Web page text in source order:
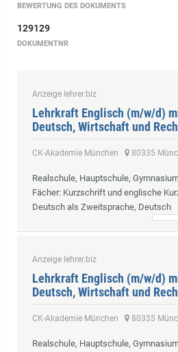
BEWERTUNG DES DOKUMENTS
129129
DOKUMENTNR
Anzeige lehrer.biz
Lehrkraft Englisch (m/w/d)
Deutsch, Wirtschaft und
CK-Akademie München 80335
Realschule, Hauptschule,
Fächer: Kurzschrift und englische
Deutsch als Zweitsprache, Deutsch
Anzeige lehrer.biz
Lehrkraft Englisch (m/w/d)
Deutsch, Wirtschaft und
CK-Akademie München 80335
Realschule, Hauptschule,